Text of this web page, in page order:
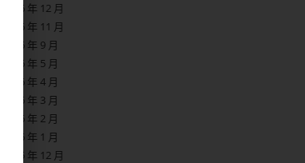
2016 年 12 月
2016 年 11 月
2016 年 9 月
2016 年 5 月
2016 年 4 月
2016 年 3 月
2016 年 2 月
2016 年 1 月
2015 年 12 月